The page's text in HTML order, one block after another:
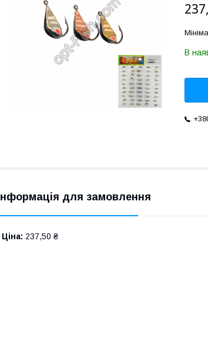
В
Інформація для замовлення
Ціна: 237,50 ₴